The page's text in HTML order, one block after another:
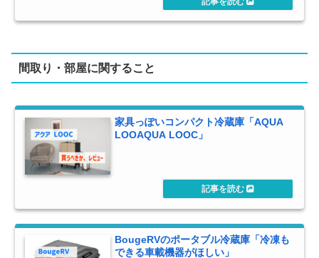
間取り・部屋に関すること
家具っぽいコンパクト冷蔵庫「AQUA
LOOAQUA LOOC」
BougeRVのポータブル冷蔵庫「冷凍も
できる車載機器がほしい」